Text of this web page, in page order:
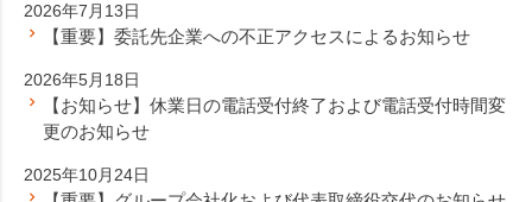
2026年7月13日
【重要】委託先企業への不正アクセスによるお知らせ
2026年5月18日
【お知らせ】休業日の電話受付終了および電話受付時間変
更のお知らせ
2025年10月24日